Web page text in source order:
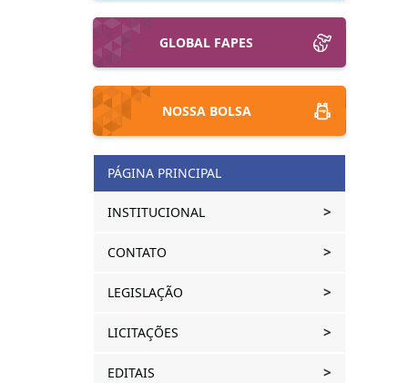
GLOBAL FAPES
NOSSA BOLSA
PÁGINA PRINCIPAL
INSTITUCIONAL
CONTATO
LEGISLAÇÃO
LICITAÇÕES
EDITAIS